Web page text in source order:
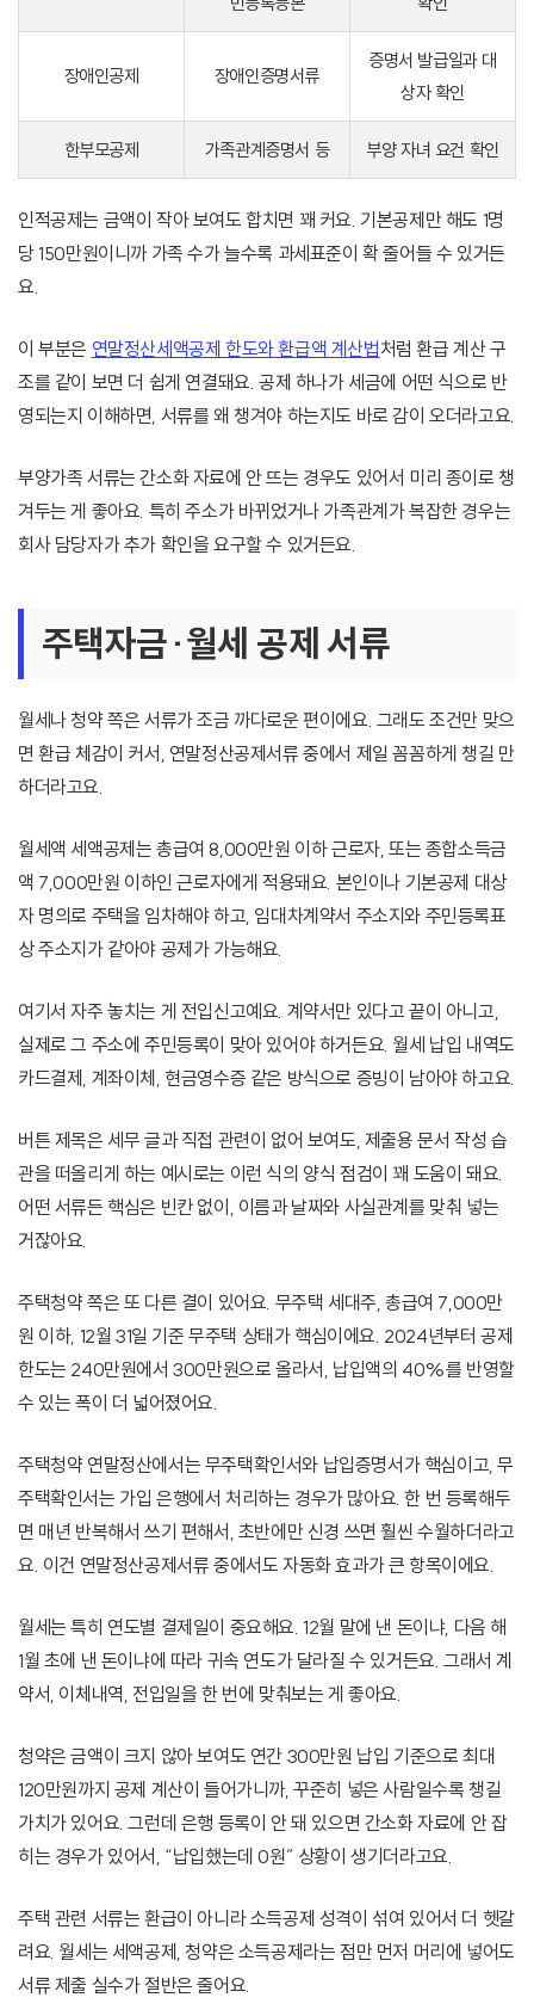
장애인공제 장애인증명서류
증명서 발급일과 대
상자 확인
한부모공제 가족관계증명서 등 부양 자녀 요건 확인
인적공제는 금액이 작아 보여도 합치면 꽤 커요. 기본공제만 해도 1명
당 150만원이니까 가족 수가 늘수록 과세표준이 확 줄어들 수 있거든
요.
이 부분은 연말정산세액공제 한도와 환급액 계산법처럼 환급 계산 구
조를 같이 보면 더 쉽게 연결돼요. 공제 하나가 세금에 어떤 식으로 반
영되는지 이해하면, 서류를 왜 챙겨야 하는지도 바로 감이 오더라고요.
부양가족 서류는 간소화 자료에 안 뜨는 경우도 있어서 미리 종이로 챙
겨두는 게 좋아요. 특히 주소가 바뀌었거나 가족관계가 복잡한 경우는
회사 담당자가 추가 확인을 요구할 수 있거든요.
주택자금·월세 공제 서류
월세나 청약 쪽은 서류가 조금 까다로운 편이에요. 그래도 조건만 맞으
면 환급 체감이 커서, 연말정산공제서류 중에서 제일 꼼꼼하게 챙길 만
하더라고요.
월세액 세액공제는 총급여 8,000만원 이하 근로자, 또는 종합소득금
액 7,000만원 이하인 근로자에게 적용돼요. 본인이나 기본공제 대상
자 명의로 주택을 임차해야 하고, 임대차계약서 주소지와 주민등록표
상 주소지가 같아야 공제가 가능해요.
여기서 자주 놓치는 게 전입신고예요. 계약서만 있다고 끝이 아니고,
실제로 그 주소에 주민등록이 맞아 있어야 하거든요. 월세 납입 내역도
카드결제, 계좌이체, 현금영수증 같은 방식으로 증빙이 남아야 하고요.
버튼 제목은 세무 글과 직접 관련이 없어 보여도, 제출용 문서 작성 습
관을 떠올리게 하는 예시로는 이런 식의 양식 점검이 꽤 도움이 돼요.
어떤 서류든 핵심은 빈칸 없이, 이름과 날짜와 사실관계를 맞춰 넣는
거잖아요.
주택청약 쪽은 또 다른 결이 있어요. 무주택 세대주, 총급여 7,000만
원 이하, 12월 31일 기준 무주택 상태가 핵심이에요. 2024년부터 공제
한도는 240만원에서 300만원으로 올라서, 납입액의 40%를 반영할
수 있는 폭이 더 넓어졌어요.
주택청약 연말정산에서는 무주택확인서와 납입증명서가 핵심이고, 무
주택확인서는 가입 은행에서 처리하는 경우가 많아요. 한 번 등록해두
면 매년 반복해서 쓰기 편해서, 초반에만 신경 쓰면 훨씬 수월하더라고
요. 이건 연말정산공제서류 중에서도 자동화 효과가 큰 항목이에요.
월세는 특히 연도별 결제일이 중요해요. 12월 말에 낸 돈이냐, 다음 해
1월 초에 낸 돈이냐에 따라 귀속 연도가 달라질 수 있거든요. 그래서 계
약서, 이체내역, 전입일을 한 번에 맞춰보는 게 좋아요.
청약은 금액이 크지 않아 보여도 연간 300만원 납입 기준으로 최대
120만원까지 공제 계산이 들어가니까, 꾸준히 넣은 사람일수록 챙길
가치가 있어요. 그런데 은행 등록이 안 돼 있으면 간소화 자료에 안 잡
히는 경우가 있어서, “납입했는데 0원” 상황이 생기더라고요.
주택 관련 서류는 환급이 아니라 소득공제 성격이 섞여 있어서 더 헷갈
려요. 월세는 세액공제, 청약은 소득공제라는 점만 먼저 머리에 넣어도
서류 제출 실수가 절반은 줄어요.